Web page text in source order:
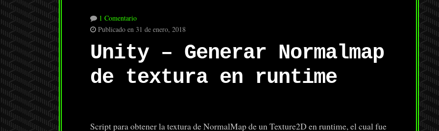
1 Comentario
Publicado en 31 de enero, 2018
Unity – Generar Normalmap
de textura en runtime
Script para obtener la textura de NormalMap de un Texture2D en runtime, el cual fue